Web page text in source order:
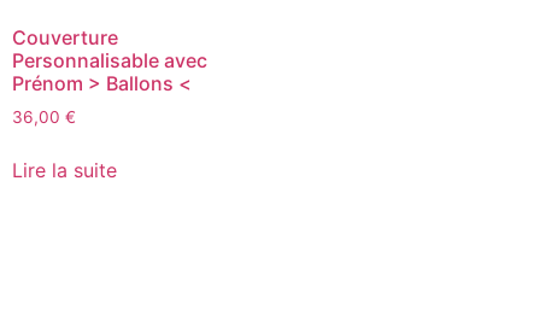
Couverture
Personnalisable avec
Prénom > Ballons <
36,00 €
Lire la suite